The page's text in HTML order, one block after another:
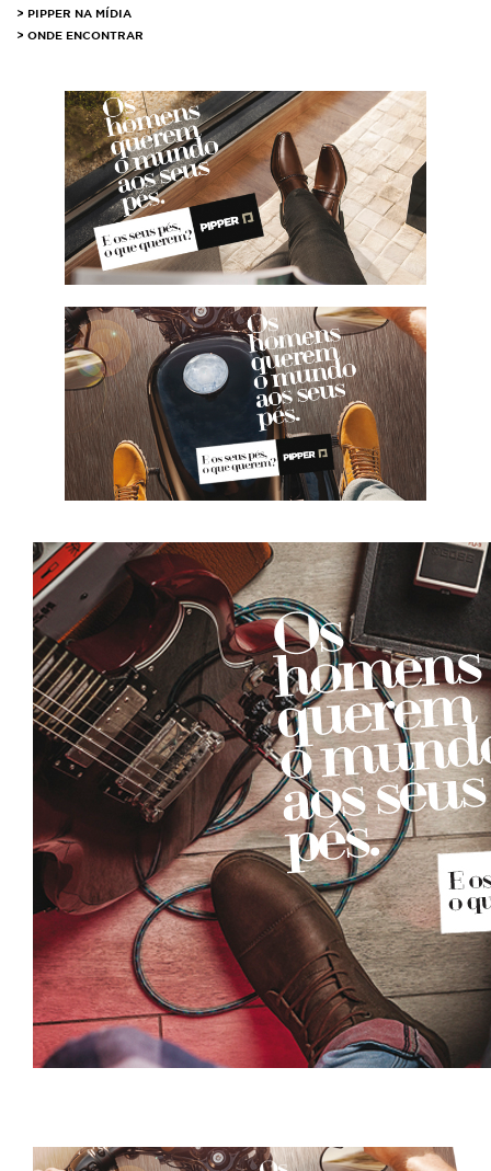
> PIPPER NA MÍDIA
> ONDE ENCONTRAR
INVERNO '16
CONHEÇA ESTA COLEÇÃO
INVERNO '16
CONHEÇA ESTA COLEÇÃO